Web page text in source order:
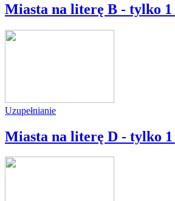
Miasta na literę B - tylko 1
Uzupełnianie
Miasta na literę D - tylko 1